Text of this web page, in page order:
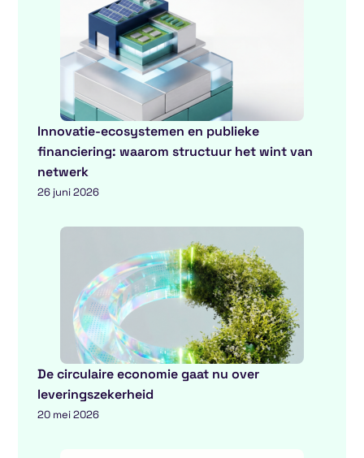
Innovatie-ecosystemen en publieke
financiering: waarom structuur het wint van
netwerk
26 juni 2026
De circulaire economie gaat nu over
leveringszekerheid
20 mei 2026